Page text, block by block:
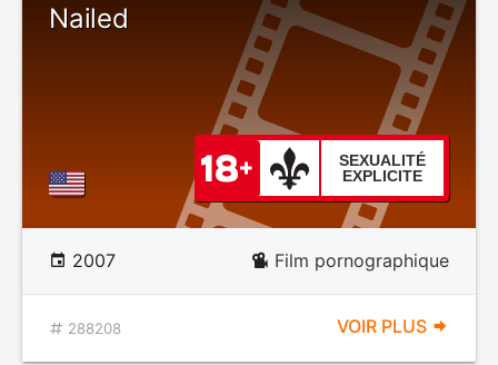
Nailed
SEXUALITÉ
EXPLICITE
2007 Film pornographique
288208 VOIR PLUS